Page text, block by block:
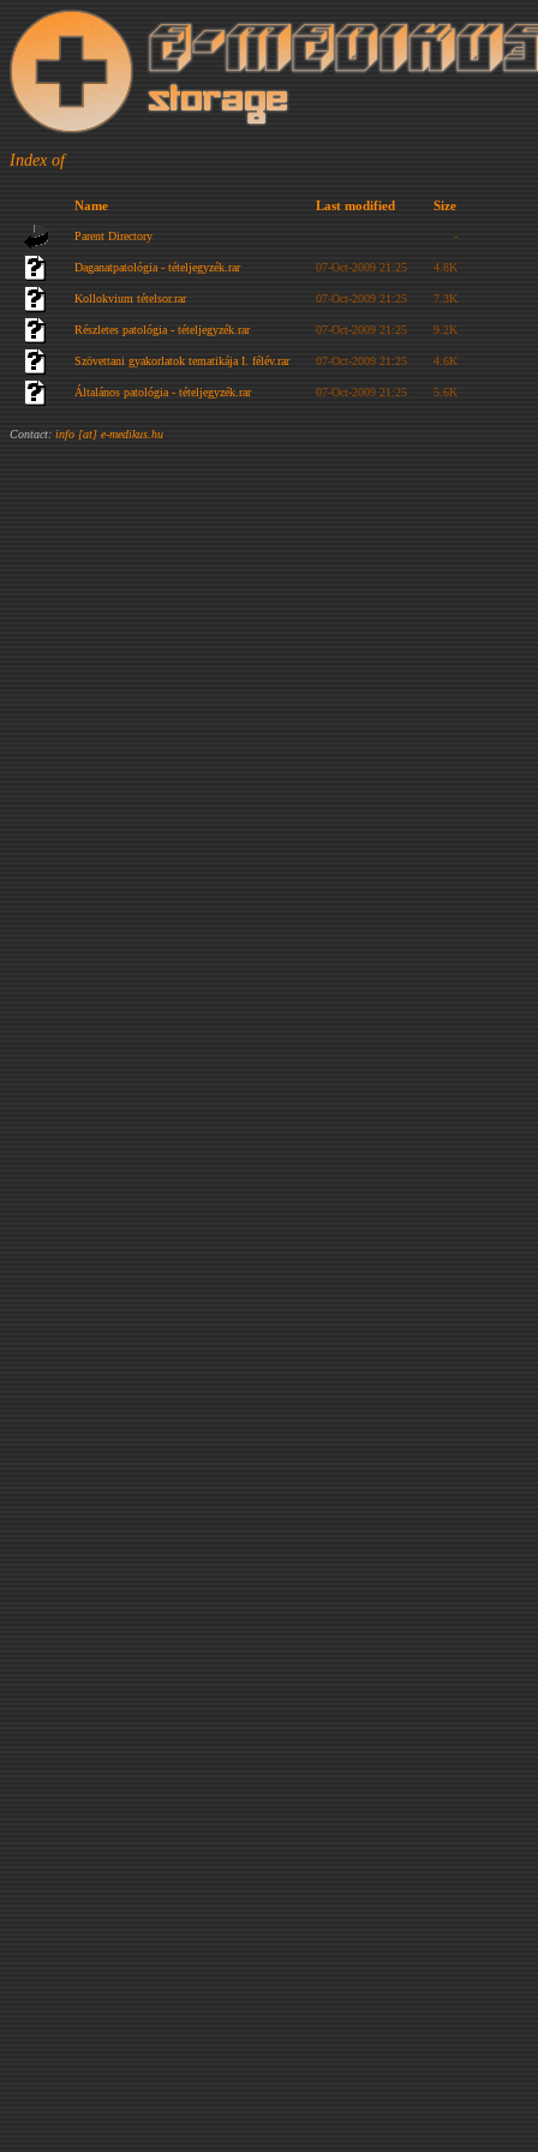
Index of
Name Last modified Size
Parent Directory -
Daganatpatológia - tételjegyzék.rar 07-Oct-2009 21:25 4.8K
Kollokvium tételsor.rar 07-Oct-2009 21:25 7.3K
Részletes patológia - tételjegyzék.rar 07-Oct-2009 21:25 9.2K
Szövettani gyakorlatok tematikája I. félév.rar 07-Oct-2009 21:25 4.6K
Általános patológia - tételjegyzék.rar 07-Oct-2009 21:25 5.6K
Contact: info [at] e-medikus.hu